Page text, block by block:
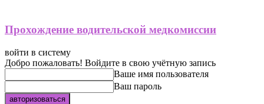
Прохождение водительской медкомиссии
войти в систему
Добро пожаловать! Войдите в свою учётную запись
Ваше имя пользователя
Ваш пароль